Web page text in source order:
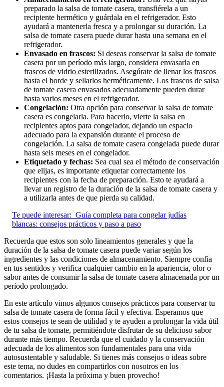
preparado la salsa de tomate casera, transfiérela a un
recipiente hermético y guárdala en el refrigerador. Esto
ayudará a mantenerla fresca y a prolongar su duración. La
salsa de tomate casera puede durar hasta una semana en el
refrigerador.
Envasado en frascos: Si deseas conservar la salsa de tomate
casera por un período más largo, considera envasarla en
frascos de vidrio esterilizados. Asegúrate de llenar los frascos
hasta el borde y sellarlos herméticamente. Los frascos de salsa
de tomate casera envasados adecuadamente pueden durar
hasta varios meses en el refrigerador.
Congelación: Otra opción para conservar la salsa de tomate
casera es congelarla. Para hacerlo, vierte la salsa en
recipientes aptos para congelador, dejando un espacio
adecuado para la expansión durante el proceso de
congelación. La salsa de tomate casera congelada puede durar
hasta seis meses en el congelador.
Etiquetado y fechas: Sea cual sea el método de conservación
que elijas, es importante etiquetar correctamente los
recipientes con la fecha de preparación. Esto te ayudará a
llevar un registro de la duración de la salsa de tomate casera y
a utilizarla antes de que pierda su calidad.
Te puede interesar: Guía completa para congelar judías
blancas: consejos prácticos y paso a paso
Recuerda que estos son solo lineamientos generales y que la
duración de la salsa de tomate casera puede variar según los
ingredientes y las condiciones de almacenamiento. Siempre confía
en tus sentidos y verifica cualquier cambio en la apariencia, olor o
sabor antes de consumir la salsa de tomate casera almacenada por un
período prolongado.
En este artículo vimos algunos consejos prácticos para conservar tu
salsa de tomate casera de forma fácil y efectiva. Esperamos que
estos consejos te sean de utilidad y te ayuden a prolongar la vida útil
de tu salsa de tomate, permitiéndote disfrutar de su delicioso sabor
durante más tiempo. Recuerda que el cuidado y la conservación
adecuada de los alimentos son fundamentales para una vida
autosustentable y saludable. Si tienes más consejos o ideas sobre
este tema, no dudes en compartirlos con nosotros en los
comentarios. ¡Hasta la próxima y buen provecho!